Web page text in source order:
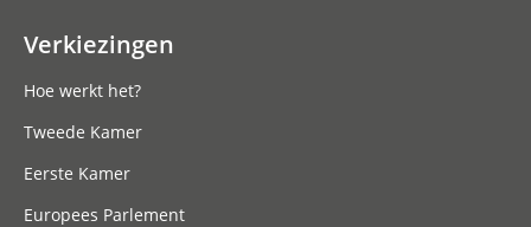
Verkiezingen
Hoe werkt het?
Tweede Kamer
Eerste Kamer
Europees Parlement